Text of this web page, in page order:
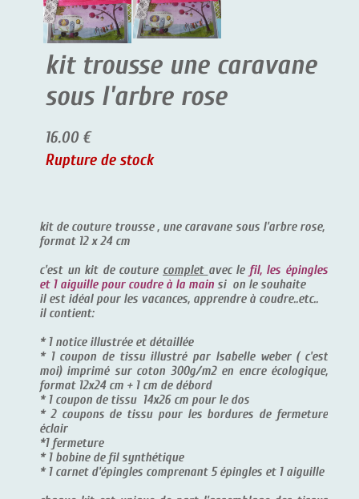
kit trousse une caravane
sous l'arbre rose
16.00 €
Rupture de stock
kit de couture trousse , une caravane sous l'arbre rose,
format 12 x 24 cm
c'est un kit de couture complet avec le fil, les épingles
et 1 aiguille pour coudre à la main si on le souhaite
il est idéal pour les vacances, apprendre à coudre..etc..
il contient:
* 1 notice illustrée et détaillée
* 1 coupon de tissu illustré par Isabelle weber ( c'est
moi) imprimé sur coton 300g/m2 en encre écologique,
format 12x24 cm + 1 cm de débord
* 1 coupon de tissu 14x26 cm pour le dos
* 2 coupons de tissu pour les bordures de fermeture
éclair
*1 fermeture
* 1 bobine de fil synthétique
* 1 carnet d'épingles comprenant 5 épingles et 1 aiguille